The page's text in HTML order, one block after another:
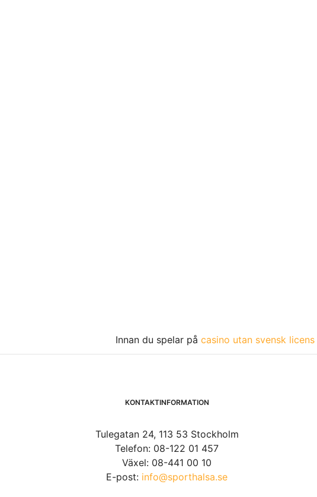
Innan du spelar på casino utan svensk licens
KONTAKTINFORMATION
Tulegatan 24, 113 53 Stockholm
Telefon: 08-122 01 457
Växel: 08-441 00 10
E-post: info@sporthalsa.se